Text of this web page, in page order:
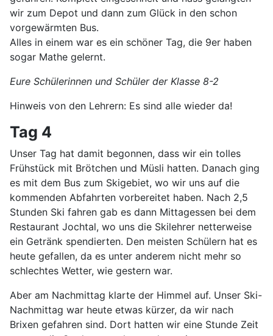
wir zum Depot und dann zum Glück in den schon
vorgewärmten Bus.
Alles in einem war es ein schöner Tag, die 9er haben
sogar Mathe gelernt.
Eure Schülerinnen und Schüler der Klasse 8-2
Hinweis von den Lehrern: Es sind alle wieder da!
Tag 4
Unser Tag hat damit begonnen, dass wir ein tolles
Frühstück mit Brötchen und Müsli hatten. Danach ging
es mit dem Bus zum Skigebiet, wo wir uns auf die
kommenden Abfahrten vorbereitet haben. Nach 2,5
Stunden Ski fahren gab es dann Mittagessen bei dem
Restaurant Jochtal, wo uns die Skilehrer netterweise
ein Getränk spendierten. Den meisten Schülern hat es
heute gefallen, da es unter anderem nicht mehr so
schlechtes Wetter, wie gestern war.
Aber am Nachmittag klarte der Himmel auf. Unser Ski-
Nachmittag war heute etwas kürzer, da wir nach
Brixen gefahren sind. Dort hatten wir eine Stunde Zeit